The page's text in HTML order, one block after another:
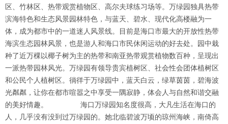
区、竹林区、热带观赏植物区、高尔夫球练习场等。万绿园独具热带
滨海特色和生态风景园林特色，与蓝天、碧水、现代化高楼融为一
体，成为都市中的一道迷人风景线。目前是海口市最大的开放性热带
海滨生态园林风景，也是游人和海口市民休闲运动的好去处。园中栽
种了近万棵以椰子树为主的热带和南亚热带观赏植物数百种，呈现出
一派热带园林风光。万绿园有领导贵宾植树区、社会性会团体植树区
和公民个人植树区。徜徉于万绿园中，蓝天白云，绿草茵茵，碧海波
光粼粼，让你在都市喧嚣之中享受一隅寂静，体会人与自然和谐交融
的美好情趣。 海口万绿园知名度很高，大凡生活在海口的
人，几乎没有没到过万绿园的。她北临碧波万顷的琼州海峡，南倚高